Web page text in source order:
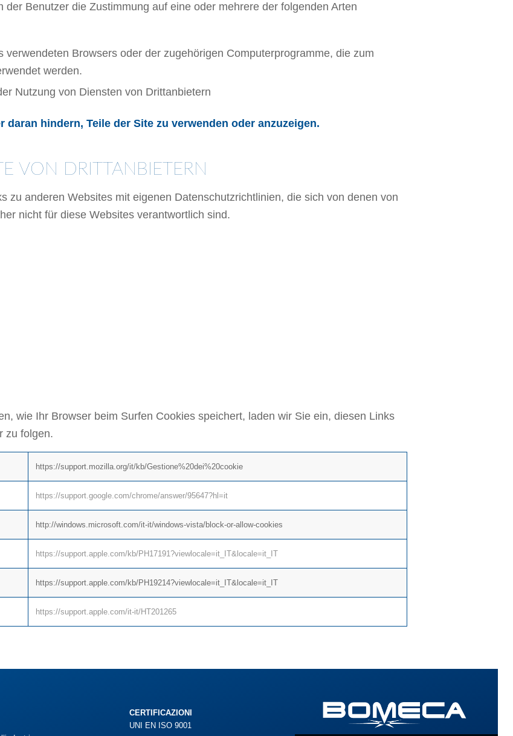
der Benutzer die Zustimmung auf eine oder mehrere der folgenden Arten
verwendeten Browsers oder der zugehörigen Computerprogramme, die zum
werden.
Nutzung von Diensten von Drittanbietern
hindern, Teile der Site zu verwenden oder anzuzeigen.
VON DRITTANBIETERN
zu anderen Websites mit eigenen Datenschutzrichtlinien, die sich von denen von
nicht für diese Websites verantwortlich sind.
wie Ihr Browser beim Surfen Cookies speichert, laden wir Sie ein, diesen Links
zu folgen.
https://support.mozilla.org/it/kb/Gestione%20dei%20cookie
https://support.google.com/chrome/answer/95647?hl=it
http://windows.microsoft.com/it-it/windows-vista/block-or-allow-cookies
https://support.apple.com/kb/PH17191?viewlocale=it_IT&locale=it_IT
https://support.apple.com/kb/PH19214?viewlocale=it_IT&locale=it_IT
https://support.apple.com/it-it/HT201265
CERTIFICAZIONI
UNI EN ISO 9001